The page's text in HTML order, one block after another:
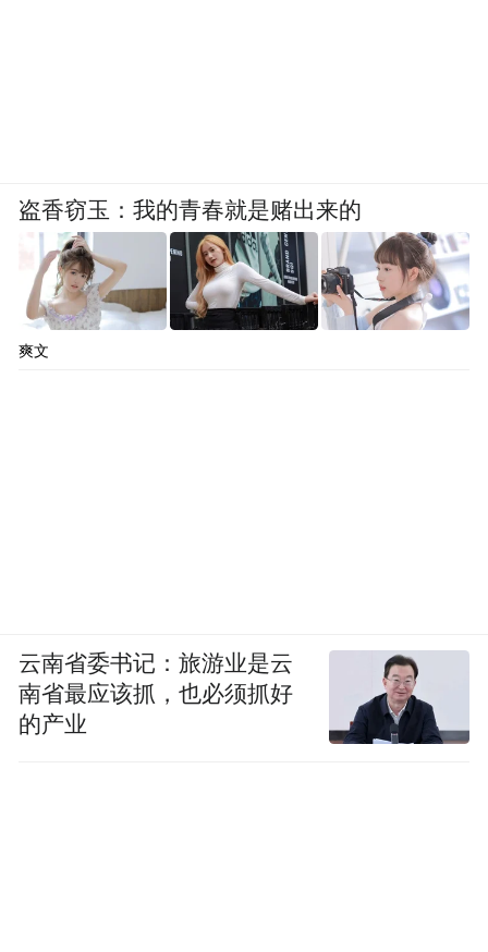
盗香窃玉：我的青春就是赌出来的
爽文
云南省委书记：旅游业是云
南省最应该抓，也必须抓好
的产业